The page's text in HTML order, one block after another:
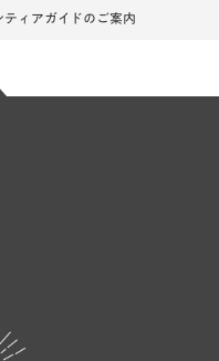
ィアガイドのご案内